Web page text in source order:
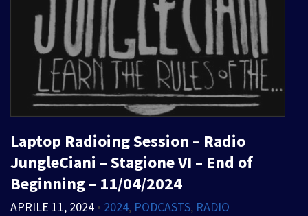
Laptop Radioing Session – Radio
JungleCiani – Stagione VI – End of
Beginning – 11/04/2024
APRILE 11, 2024 • 2024, PODCASTS, RADIO